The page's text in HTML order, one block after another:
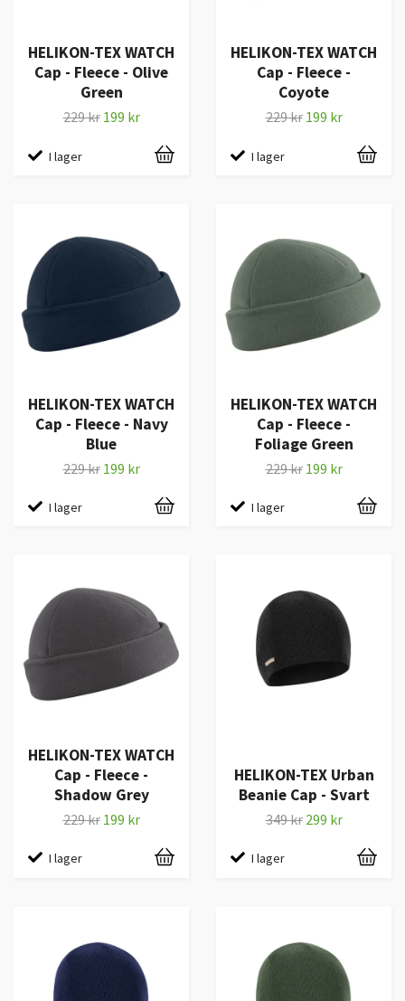
HELIKON-TEX WATCH
Cap - Fleece - Olive
Green
229 kr 199 kr
I lager
HELIKON-TEX WATCH
Cap - Fleece -
Coyote
229 kr 199 kr
I lager
HELIKON-TEX WATCH
Cap - Fleece - Navy
Blue
229 kr 199 kr
I lager
HELIKON-TEX WATCH
Cap - Fleece -
Foliage Green
229 kr 199 kr
I lager
HELIKON-TEX WATCH
Cap - Fleece -
Shadow Grey
229 kr 199 kr
I lager
HELIKON-TEX Urban
Beanie Cap - Svart
349 kr 299 kr
I lager